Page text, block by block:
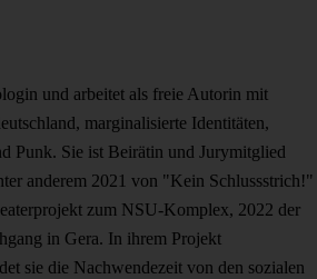
und arbeitet als freie Autorin mit
marginalisierte Identitäten,
Punk. Sie ist Beirätin und Jurymitglied
anderem 2021 von "Kein Schlussstrich!"
zum NSU-Komplex, 2022 der
in Gera. In ihrem Projekt
sie die Nachwendezeit von den sozialen